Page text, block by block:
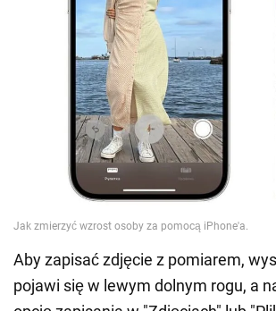
Aby zapisać zdjęcie z pomiarem,
pojawi się w lewym dolnym rogu, a